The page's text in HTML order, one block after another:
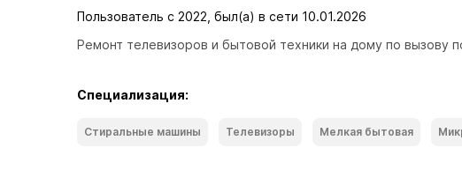
Пользователь с 2022, был(а) в сети 10.01.2026
Ремонт телевизоров и бытовой техники на дому по вызову
Специализация:
Стиральные машины Телевизоры Мелкая бытовая